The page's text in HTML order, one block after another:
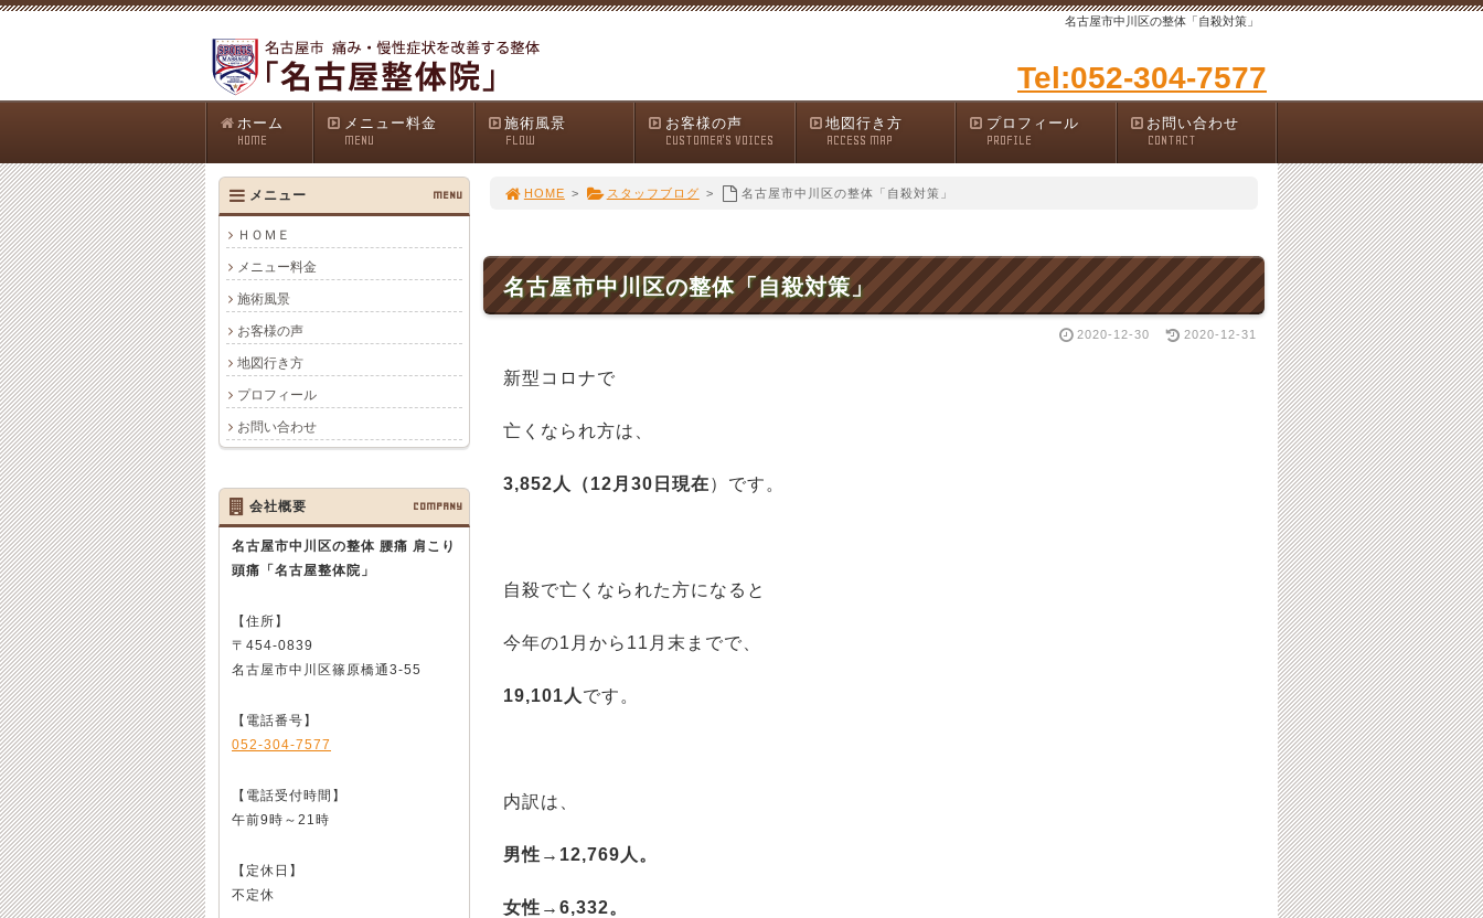
名古屋市中川区の整体「自殺対策」
Tel:052-304-7577
ホーム
HOME
メニュー料金
MENU
施術風景
FLOW
お客様の声
CUSTOMER'S VOICES
地図行き方
ACCESS MAP
プロフィール
PROFILE
お問い合わせ
CONTACT
HOME > スタッフブログ > 名古屋市中川区の整体「自殺対策」
名古屋市中川区の整体「自殺対策」
2020-12-30 2020-12-31
新型コロナで
亡くなられ方は、
3,852人（12月30日現在）です。
自殺で亡くなられた方になると
今年の1月から11月末までで、
19,101人 です。
内訳は、
男性→12,769人。
女性→6,332。
メニュー MENU
ＨＯＭＥ
メニュー料金
施術風景
お客様の声
地図行き方
プロフィール
お問い合わせ
会社概要 COMPANY
名古屋市中川区の整体 腰痛 肩こり
頭痛 「名古屋整体院」
【住所】
〒454-0839
名古屋市中川区篠原橋通3-55
【電話番号】
052-304-7577
【電話受付時間】
午前9時～21時
【定休日】
不定休